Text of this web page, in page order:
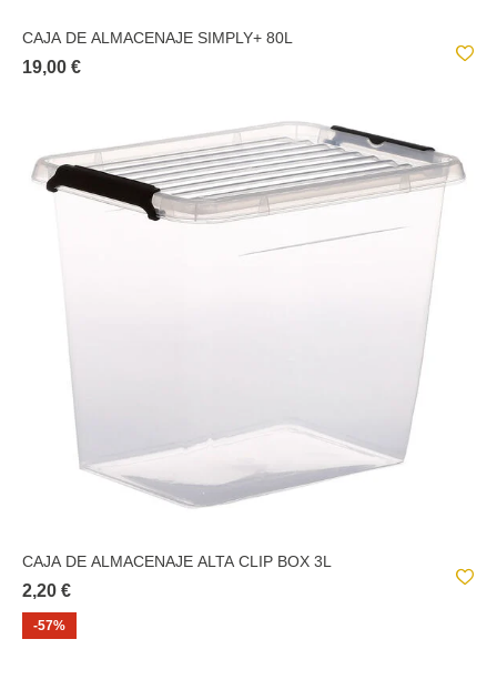
CAJA DE ALMACENAJE SIMPLY+ 80L
19,00 €
CAJA DE ALMACENAJE ALTA CLIP BOX 3L
2,20 €
-57%